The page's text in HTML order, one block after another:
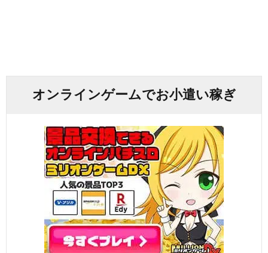
オンラインゲームでお小遣い稼ぎ